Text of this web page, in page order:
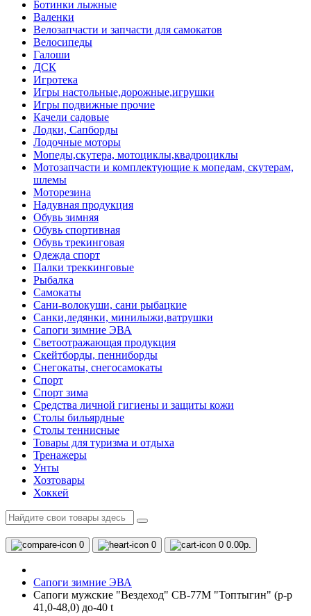
Ботинки лыжные
Валенки
Велозапчасти и запчасти для самокатов
Велосипеды
Галоши
ДСК
Игротека
Игры настольные,дорожные,игрушки
Игры подвижные прочие
Качели садовые
Лодки, Сапборды
Лодочные моторы
Мопеды,скутера, мотоциклы,квадроциклы
Мотозапчасти и комплектующие к мопедам, скутерам,
шлемы
Моторезина
Надувная продукция
Обувь зимняя
Обувь спортивная
Обувь трекинговая
Одежда спорт
Палки треккинговые
Рыбалка
Самокаты
Сани-волокуши, сани рыбацкие
Санки,ледянки, минилыжи,ватрушки
Сапоги зимние ЭВА
Светоотражающая продукция
Скейтборды, пенниборды
Снегокаты, снегосамокаты
Спорт
Спорт зима
Средства личной гигиены и защиты кожи
Столы бильярдные
Столы теннисные
Товары для туризма и отдыха
Тренажеры
Унты
Хозтовары
Хоккей
0 0 0 0.00р.
Сапоги зимние ЭВА
Сапоги мужские "Вездеход" СВ-77М "Топтыгин" (р-р
41,0-48,0) до-40 t